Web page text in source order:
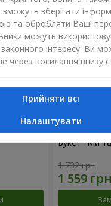
Букет "Ми
1 732 грн
зберігати
та обробляти Ваші
можуть
законного інтересу. Ви
через посилання внизу
Прийняти всі
Налаштувати